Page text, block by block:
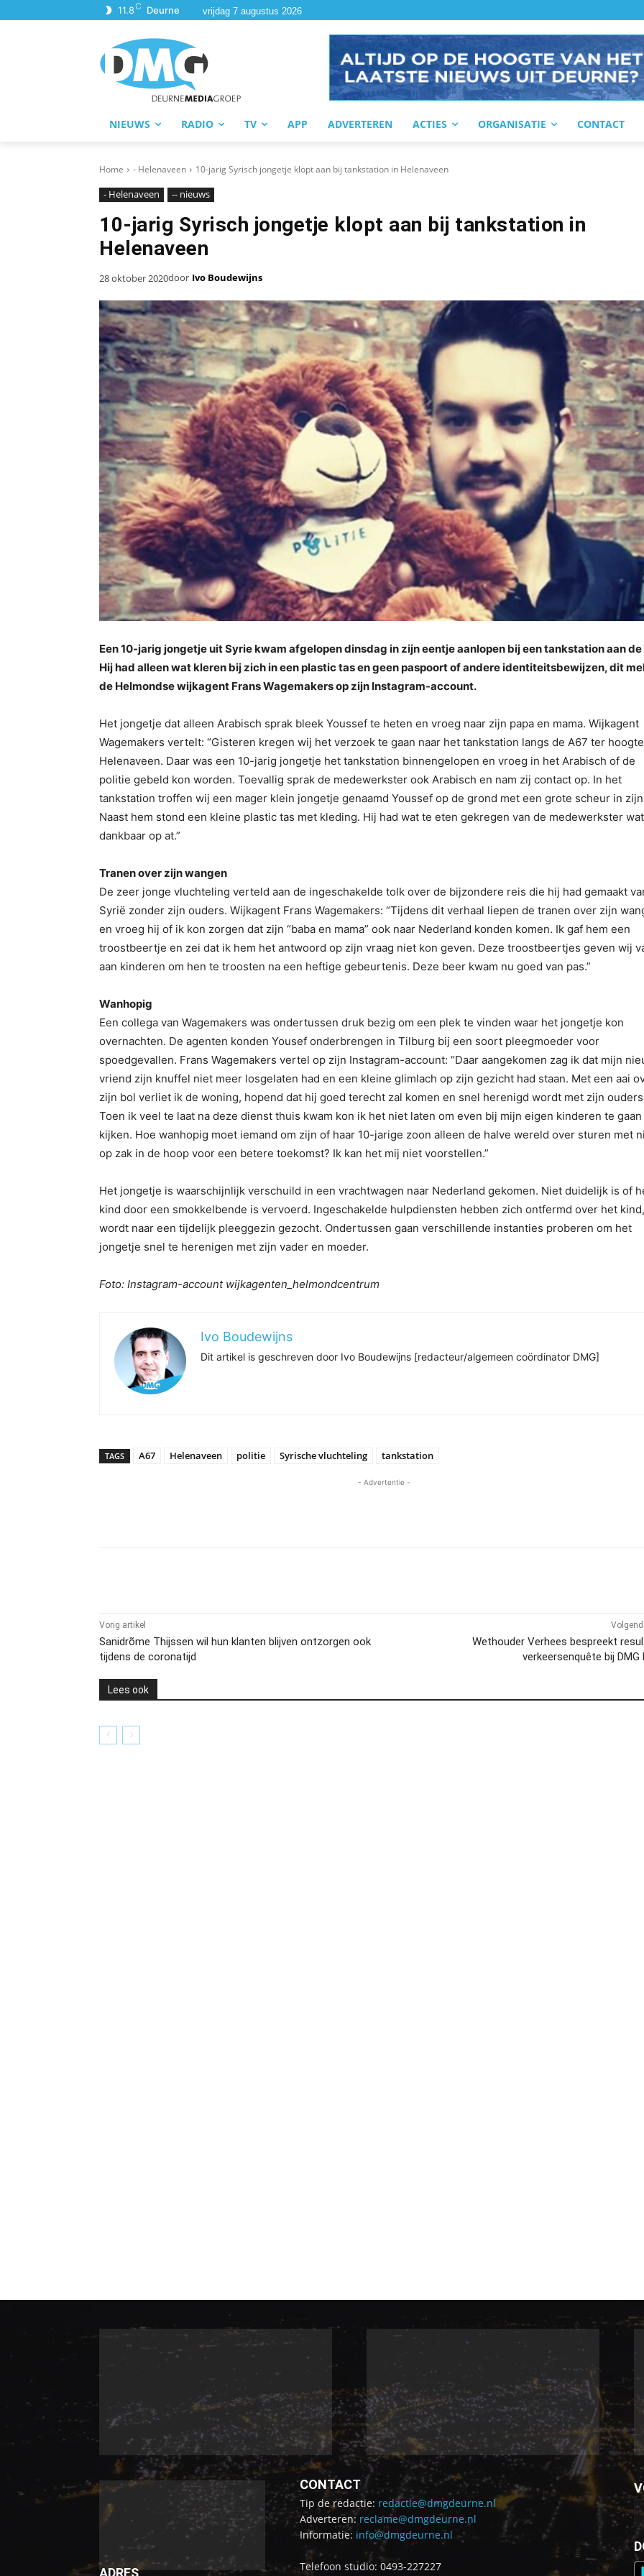
11.8C Deurne vrijdag 7 augustus 2026
NIEUWS RADIO TV APP ADVERTEREN ACTIES ORGANISATIE CONTACT
Home - Helenaveen 10-jarig Syrisch jongetje klopt aan bij tankstation in Helenaveen
- Helenaveen -- nieuws
10-jarig Syrisch jongetje klopt aan bij tankstation in
Helenaveen
28 oktober 2020door Ivo Boudewijns
Een 10-jarig jongetje uit Syrie kwam afgelopen dinsdag in zijn eentje aanlopen bij een tankstation aan de
Hij had alleen wat kleren bij zich in een plastic tas en geen paspoort of andere identiteitsbewijzen, dit
de Helmondse wijkagent Frans Wagemakers op zijn Instagram-account.
Het jongetje dat alleen Arabisch sprak bleek Youssef te heten en vroeg naar zijn papa en mama. Wijkagent
Wagemakers vertelt: “Gisteren kregen wij het verzoek te gaan naar het tankstation langs de A67 ter
Helenaveen. Daar was een 10-jarig jongetje het tankstation binnengelopen en vroeg in het Arabisch of de
politie gebeld kon worden. Toevallig sprak de medewerkster ook Arabisch en nam zij contact op. In het
tankstation troffen wij een mager klein jongetje genaamd Youssef op de grond met een grote scheur in
Naast hem stond een kleine plastic tas met kleding. Hij had wat te eten gekregen van de medewerkster
dankbaar op at.”
Tranen over zijn wangen
De zeer jonge vluchteling verteld aan de ingeschakelde tolk over de bijzondere reis die hij had gemaakt
Syrië zonder zijn ouders. Wijkagent Frans Wagemakers: “Tijdens dit verhaal liepen de tranen over zijn
en vroeg hij of ik kon zorgen dat zijn “baba en mama” ook naar Nederland konden komen. Ik gaf hem een
troostbeertje en zei dat ik hem het antwoord op zijn vraag niet kon geven. Deze troostbeertjes geven wij
aan kinderen om hen te troosten na een heftige gebeurtenis. Deze beer kwam nu goed van pas.”
Wanhopig
Een collega van Wagemakers was ondertussen druk bezig om een plek te vinden waar het jongetje kon
overnachten. De agenten konden Yousef onderbrengen in Tilburg bij een soort pleegmoeder voor
spoedgevallen. Frans Wagemakers vertel op zijn Instagram-account: “Daar aangekomen zag ik dat mijn
vriend zijn knuffel niet meer losgelaten had en een kleine glimlach op zijn gezicht had staan. Met een aai
zijn bol verliet ik de woning, hopend dat hij goed terecht zal komen en snel herenigd wordt met zijn
Toen ik veel te laat na deze dienst thuis kwam kon ik het niet laten om even bij mijn eigen kinderen te gaan
kijken. Hoe wanhopig moet iemand om zijn of haar 10-jarige zoon alleen de halve wereld over sturen met
op zak in de hoop voor een betere toekomst? Ik kan het mij niet voorstellen.”
Het jongetje is waarschijnlijk verschuild in een vrachtwagen naar Nederland gekomen. Niet duidelijk is of
kind door een smokkelbende is vervoerd. Ingeschakelde hulpdiensten hebben zich ontfermd over het
wordt naar een tijdelijk pleeggezin gezocht. Ondertussen gaan verschillende instanties proberen om het
jongetje snel te herenigen met zijn vader en moeder.
Foto: Instagram-account wijkagenten_helmondcentrum
Ivo Boudewijns
Dit artikel is geschreven door Ivo Boudewijns [redacteur/algemeen coördinator DMG]
TAGS A67 Helenaveen politie Syrische vluchteling tankstation
- Advertentie -
Vorig artikel
Sanidrõme Thijssen wil hun klanten blijven ontzorgen ook
tijdens de coronatijd
Wethouder Verhees bespreekt
verkeersenquête bij DMG
Lees ook
CONTACT
Tip de redactie: redactie@dmgdeurne.nl
Adverteren: reclame@dmgdeurne.nl
Informatie: info@dmgdeurne.nl
Telefoon studio: 0493-227227